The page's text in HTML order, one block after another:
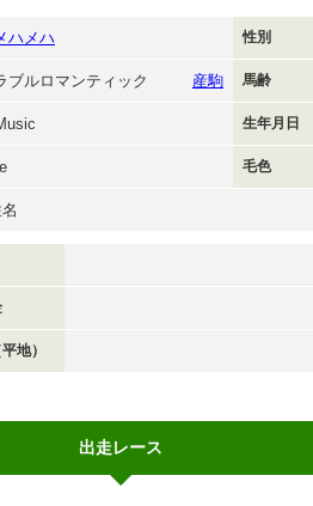
ハメハ 性別
ブルロマンティック 産駒 馬齢
生年月日
毛色
地）
出走レース